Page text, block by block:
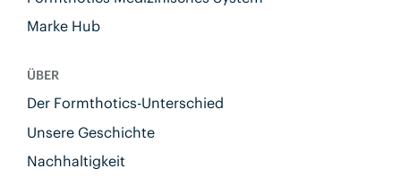
Marke Hub
ÜBER
Der Formthotics-Unterschied
Unsere Geschichte
Nachhaltigkeit